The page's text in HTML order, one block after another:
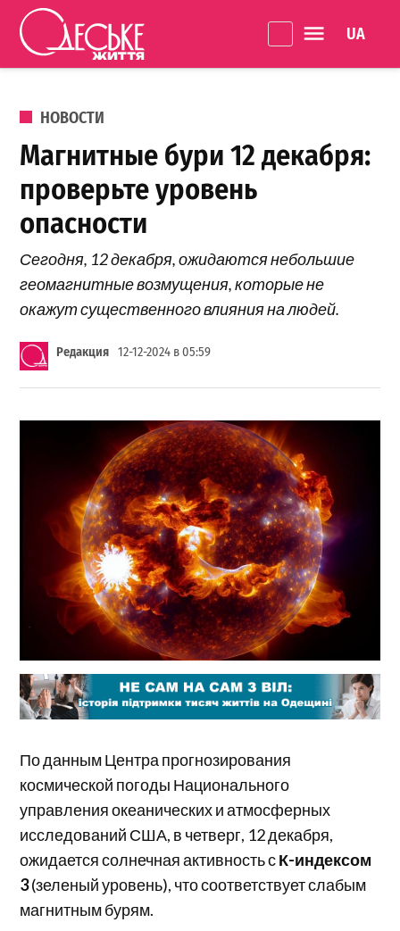
Перейти к содержанию
життя
ОПУБЛИКОВАНО В
НОВОСТИ
Магнитные бури 12 декабря:
проверьте уровень
опасности
Сегодня, 12 декабря, ожидаются небольшие
геомагнитные возмущения, которые не
окажут существенного влияния на людей.
Редакция 12-12-2024 в 05:59
По данным Центра прогнозирования
космической погоды Национального
управления океанических и атмосферных
исследований США, в четверг, 12 декабря,
ожидается солнечная активность сК-индексом
3(зеленый уровень), что соответствует слабым
магнитным бурям.